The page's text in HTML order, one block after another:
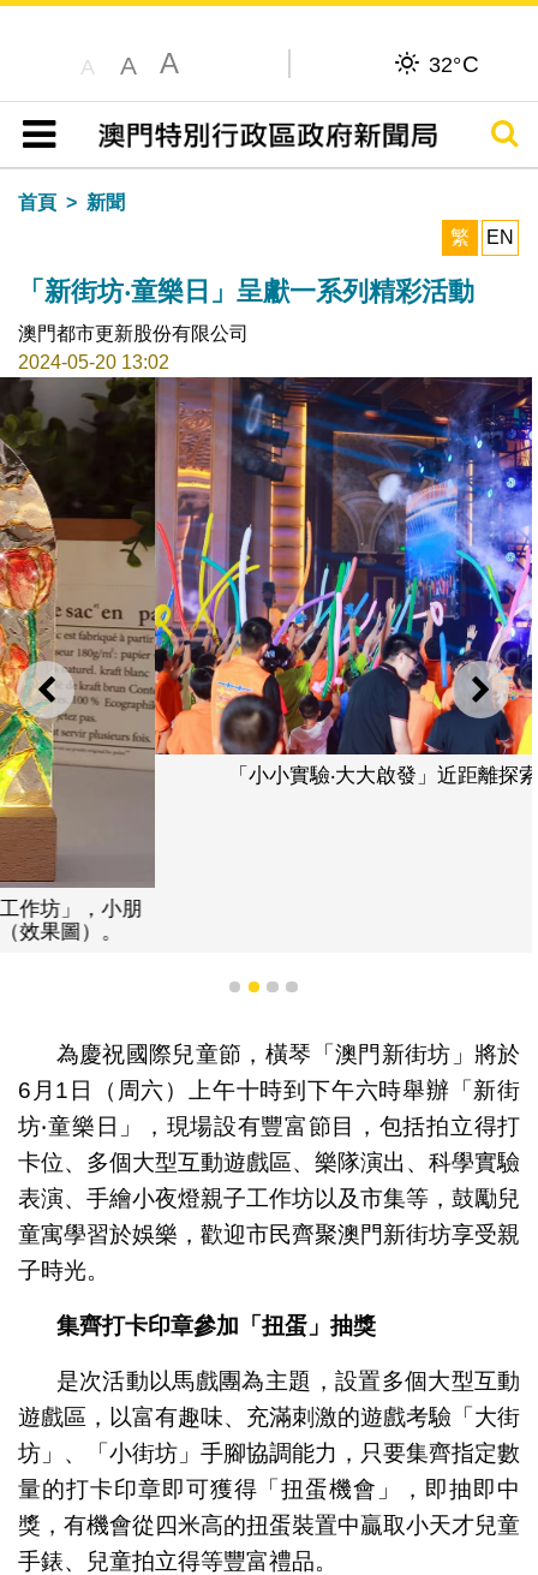
A A A 32°C
目錄
搜尋
首頁
新聞
繁
EN
「新街坊‧童樂日」呈獻一系列精彩活動
澳門都市更新股份有限公司
2024-05-20 13:02
上一則 下一
「小小實驗‧大大啟發」近距離探索趣味實驗
1 2 3 4
為慶祝國際兒童節，橫琴「澳門新街坊」將於
6月1日（周六）上午十時到下午六時舉辦「新街
坊‧童樂日」，現場設有豐富節目，包括拍立得打
卡位、多個大型互動遊戲區、樂隊演出、科學實驗
表演、手繪小夜燈親子工作坊以及市集等，鼓勵兒
童寓學習於娛樂，歡迎市民齊聚澳門新街坊享受親
子時光。
集齊打卡印章參加「扭蛋」抽獎
是次活動以馬戲團為主題，設置多個大型互動
遊戲區，以富有趣味、充滿刺激的遊戲考驗「大街
坊」、「小街坊」手腳協調能力，只要集齊指定數
量的打卡印章即可獲得「扭蛋機會」，即抽即中
獎，有機會從四米高的扭蛋裝置中贏取小天才兒童
手錶、兒童拍立得等豐富禮品。